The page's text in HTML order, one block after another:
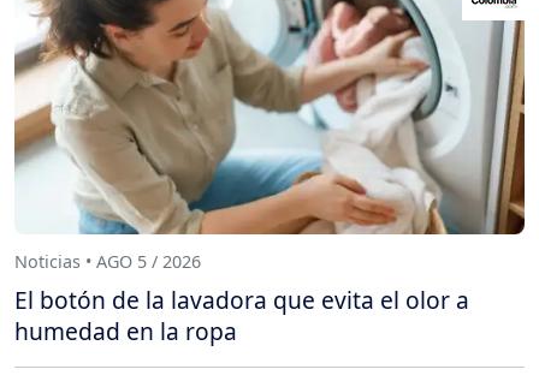
Noticias • AGO 5 / 2026
El botón de la lavadora que evita el olor a
humedad en la ropa